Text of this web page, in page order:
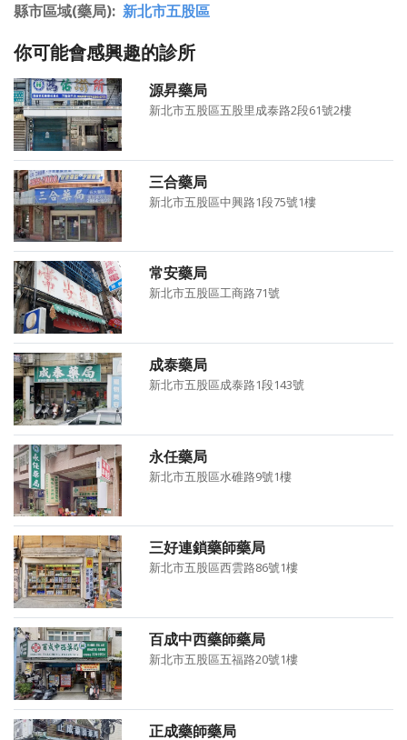
縣市區域(藥局) 新北市五股區
你可能會感興趣的診所
源昇藥局
新北市五股區五股里成泰路2段61號2樓
三合藥局
新北市五股區中興路1段75號1樓
常安藥局
新北市五股區工商路71號
成泰藥局
新北市五股區成泰路1段143號
永任藥局
新北市五股區水碓路9號1樓
三好連鎖藥師藥局
新北市五股區西雲路86號1樓
百成中西藥師藥局
新北市五股區五福路20號1樓
正成藥師藥局